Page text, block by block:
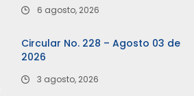
6 agosto, 2026
Circular No. 228 – Agosto 03 de
2026
3 agosto, 2026